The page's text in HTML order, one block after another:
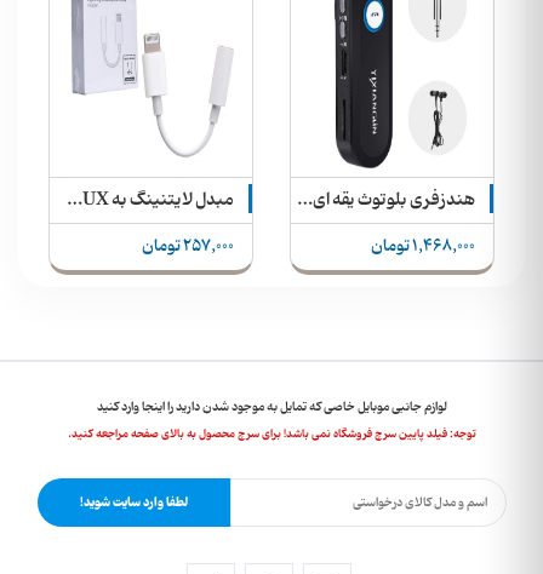
هندزفری بلوتوث یقه ای + بلوتوث ماشین + mp۳ player + رادیو Yixianglin مدل WZ-12
1,468,000 تومان
مبدل لایتنینگ به AUX ترکا مدل CA-1052
257,000 تومان
لوازم جانبی موبایل خاصی که تمایل به موجود شدن دارید را اینجا وارد کنید
توجه: فیلد پایین سرچ فروشگاه نمی باشد! برای سرچ محصول به بالای صفحه مراجعه کنید.
لطفا وارد سایت شوید!